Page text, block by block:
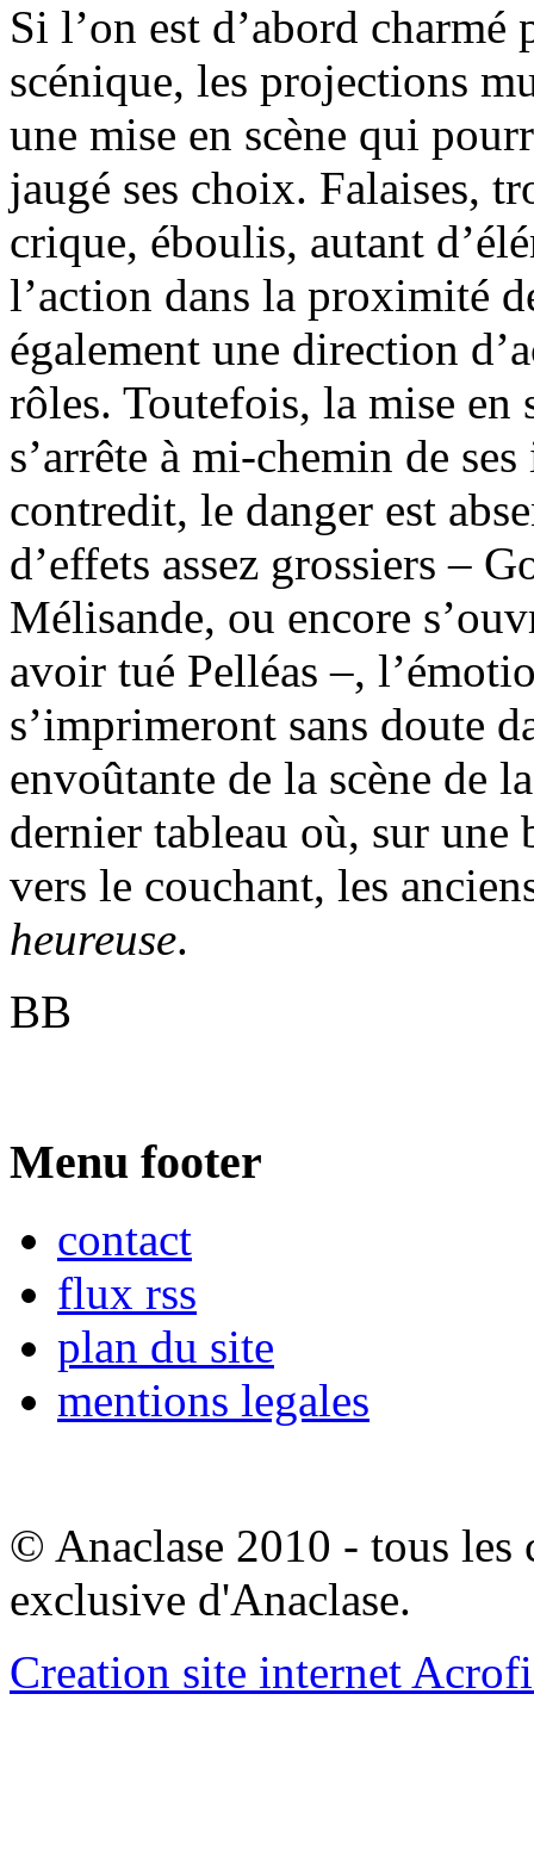
Si l’on est d’abord charmé
scénique, les projections
une mise en scène qui
jaugé ses choix. Falaises,
crique, éboulis, autant
l’action dans la proximité
également une direction
rôles. Toutefois, la mise
s’arrête à mi-chemin de
contredit, le danger est
d’effets assez grossiers –
Mélisande, ou encore
avoir tué Pelléas –,
s’imprimeront sans doute
envoûtante de la scène de
dernier tableau où, sur une
vers le couchant, les
heureuse.
BB
Menu footer
contact
flux rss
plan du site
mentions legales
© Anaclase 2010 - tous les
exclusive d'Anaclase.
Creation site internet